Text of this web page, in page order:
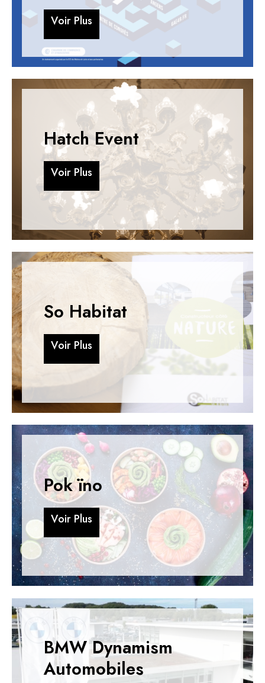
Voir Plus
Voir Plus
Hatch Event
Voir Plus
Voir Plus
So Habitat
Voir Plus
Voir Plus
Pok ïno
Voir Plus
Voir Plus
BMW Dynamism
Automobiles